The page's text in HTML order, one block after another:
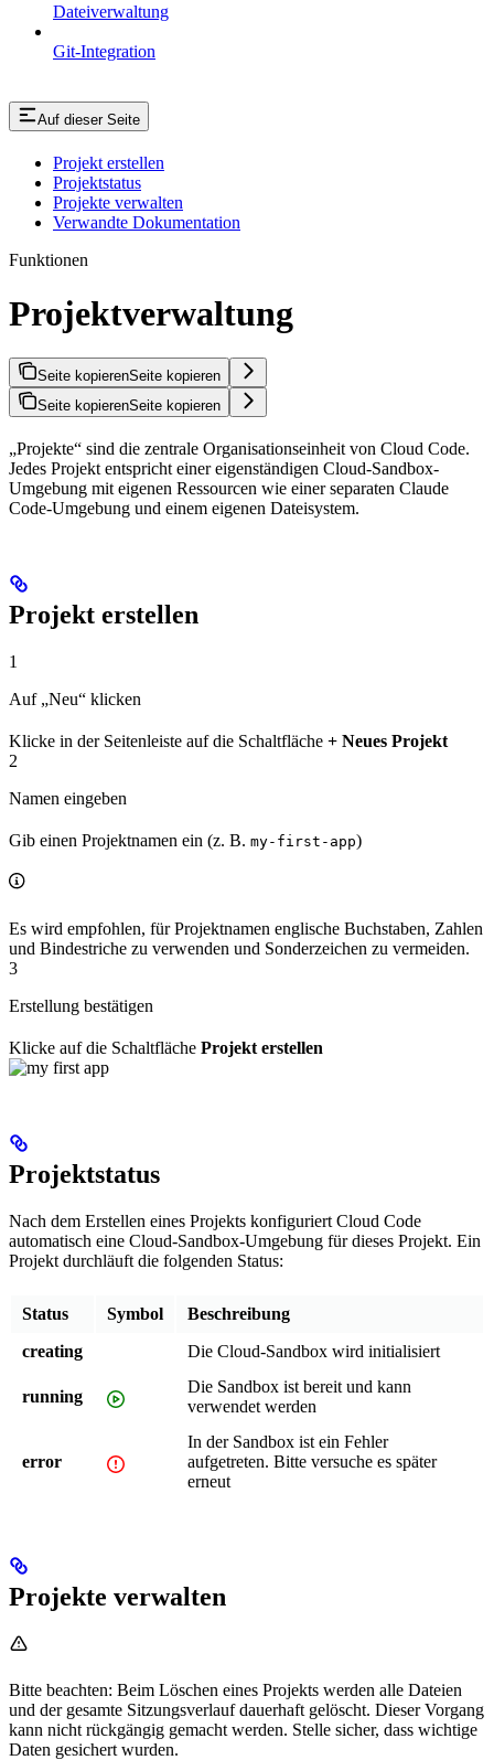
Dateiverwaltung
Git-Integration
Auf dieser Seite
Projekt erstellen
Projektstatus
Projekte verwalten
Verwandte Dokumentation
Funktionen
Projektverwaltung
Seite kopierenSeite kopieren
Seite kopierenSeite kopieren
„Projekte“ sind die zentrale Organisationseinheit von Cloud Code.
Jedes Projekt entspricht einer eigenständigen Cloud-Sandbox-
Umgebung mit eigenen Ressourcen wie einer separaten Claude
Code-Umgebung und einem eigenen Dateisystem.
Projekt erstellen
1
Auf „Neu“ klicken
Klicke in der Seitenleiste auf die Schaltfläche + Neues Projekt
2
Namen eingeben
Gib einen Projektnamen ein (z. B. my-first-app)
Es wird empfohlen, für Projektnamen englische Buchstaben, Zahlen
und Bindestriche zu verwenden und Sonderzeichen zu vermeiden.
3
Erstellung bestätigen
Klicke auf die Schaltfläche Projekt erstellen
Projektstatus
Nach dem Erstellen eines Projekts konfiguriert Cloud Code
automatisch eine Cloud-Sandbox-Umgebung für dieses Projekt. Ein
Projekt durchläuft die folgenden Status:
Status Symbol
Beschreibung
creating
Die Cloud-Sandbox wird initialisiert
running
Die Sandbox ist bereit und kann
verwendet werden
error
In der Sandbox ist ein Fehler
aufgetreten. Bitte versuche es später
erneut
Projekte verwalten
Bitte beachten: Beim Löschen eines Projekts werden alle Dateien
und der gesamte Sitzungsverlauf dauerhaft gelöscht. Dieser Vorgang
kann nicht rückgängig gemacht werden. Stelle sicher, dass wichtige
Daten gesichert wurden.